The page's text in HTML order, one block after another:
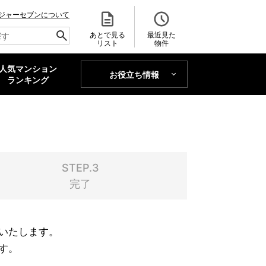
ャーセブンについて
あとで見る
リスト
最近見た
物件
気マンション
ランキング
お役立ち情報
MAJOR'S BLOG
STEP.3
完了
たします。
。